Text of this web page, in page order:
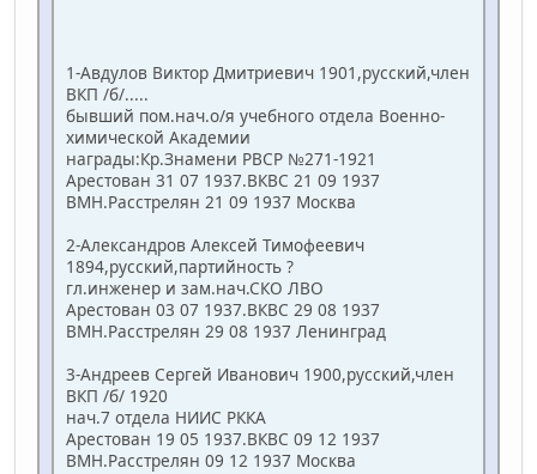
1-Авдулов Виктор Дмитриевич 1901,русский,член
ВКП /б/.....
бывший пом.нач.о/я учебного отдела Военно-
химической Академии
награды:Кр.Знамени РВСР №271-1921
Арестован 31 07 1937.ВКВС 21 09 1937
ВМН.Расстрелян 21 09 1937 Москва
2-Александров Алексей Тимофеевич
1894,русский,партийность ?
гл.инженер и зам.нач.СКО ЛВО
Арестован 03 07 1937.ВКВС 29 08 1937
ВМН.Расстрелян 29 08 1937 Ленинград
3-Андреев Сергей Иванович 1900,русский,член
ВКП /б/ 1920
нач.7 отдела НИИС РККА
Арестован 19 05 1937.ВКВС 09 12 1937
ВМН.Расстрелян 09 12 1937 Москва